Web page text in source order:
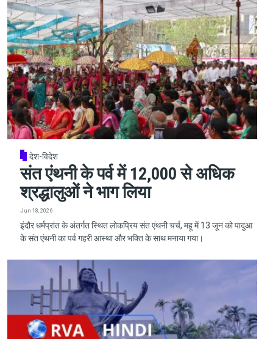
देश-विदेश
संत एंथनी के पर्व में 12,000 से अधिक
श्रद्धालुओं ने भाग लिया
Jun 18, 2026
इंदौर धर्मप्रांत के अंतर्गत स्थित लोकप्रिय संत एंथनी चर्च, महू में 13 जून को पादुआ
के संत एंथनी का पर्व गहरी आस्था और भक्ति के साथ मनाया गया।